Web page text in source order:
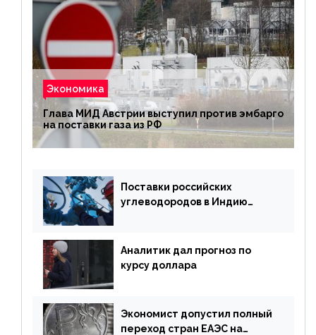
Экономика
Глава МИД Австрии выступил против эмбарго
на поставки газа из РФ
Поставки российских
углеводородов в Индию
Аналитик дал прогноз по
курсу доллара
Экономист допустил полный
переход стран ЕАЭС на